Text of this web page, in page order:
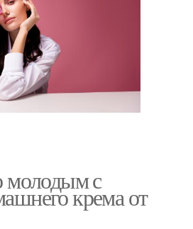
молодым с
крема от